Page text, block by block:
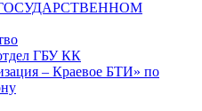
ГБУ КК
– Краевое БТИ» по